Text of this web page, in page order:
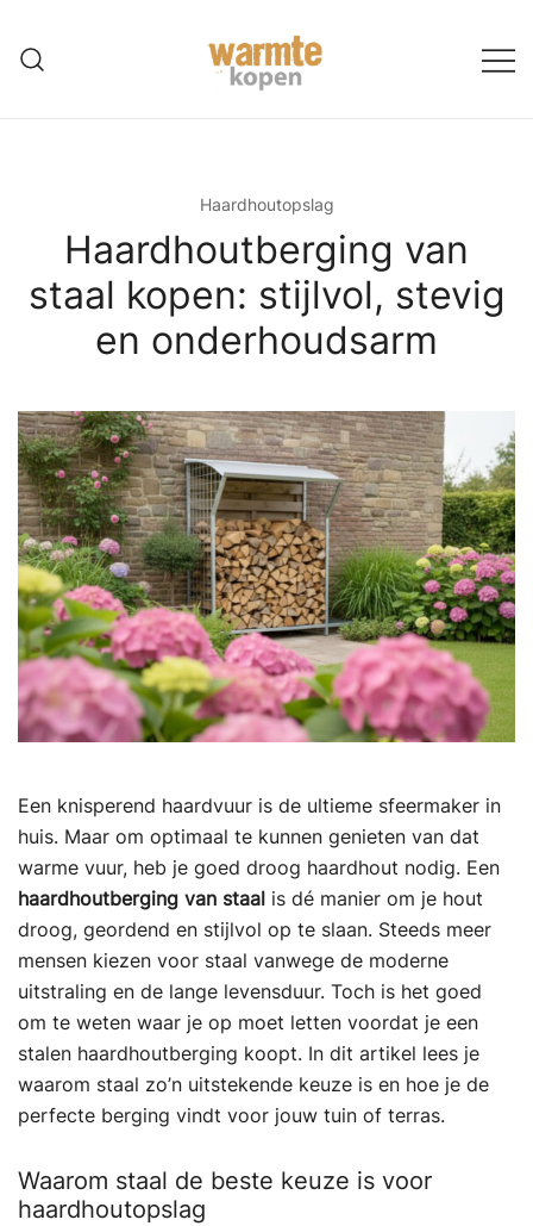
naar
Haardhoutopslag
Haardhoutberging van
staal kopen: stijlvol, stevig
en onderhoudsarm
Een knisperend haardvuur is de ultieme sfeermaker in
huis. Maar om optimaal te kunnen genieten van dat
warme vuur, heb je goed droog haardhout nodig. Een
haardhoutberging van staal is dé manier om je hout
droog, geordend en stijlvol op te slaan. Steeds meer
mensen kiezen voor staal vanwege de moderne
uitstraling en de lange levensduur. Toch is het goed
om te weten waar je op moet letten voordat je een
stalen haardhoutberging koopt. In dit artikel lees je
waarom staal zo’n uitstekende keuze is en hoe je de
perfecte berging vindt voor jouw tuin of terras.
Waarom staal de beste keuze is voor
haardhoutopslag